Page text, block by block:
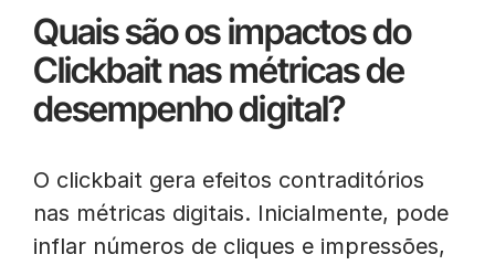
Quais são os impactos do
Clickbait nas métricas de
desempenho digital?
O clickbait gera efeitos contraditórios
nas métricas digitais. Inicialmente, pode
inflar números de cliques e impressões,